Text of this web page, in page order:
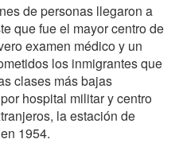
de personas llegaron a
que fue el mayor centro de
examen médico y un
los inmigrantes que
clases más bajas
hospital militar y centro
la estación de
1954.